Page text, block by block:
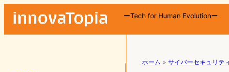
ーTech for Human Evolutionー
ホーム » サイバーセキュリテ